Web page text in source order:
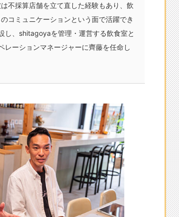
不採算店舗を立て直した経験もあり、飲
コミュニケーションという面で活躍でき
し、shitagoyaを管理・運営する飲食室と
ーションマネージャーに齊藤を任命し